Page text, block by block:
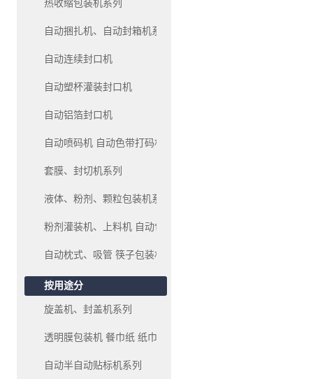
热收缩包装机系列
自动捆扎机、自动封箱机系列
自动连续封口机
自动塑杯灌装封口机
自动铝箔封口机
自动喷码机 自动色带打码机、油墨移印机系列
套膜、封切机系列
液体、粉剂、颗粒包装机系列
粉剂灌装机、上料机 自动包装机系列
自动枕式、吸管 筷子包装机
按用途分
旋盖机、封盖机系列
透明膜包装机 餐巾纸 纸巾 包装机系列
自动半自动贴标机系列